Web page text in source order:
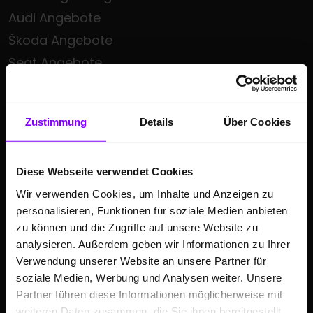
Zustimmung Details Über Cookies
Diese Webseite verwendet Cookies
Wir verwenden Cookies, um Inhalte und Anzeigen zu
personalisieren, Funktionen für soziale Medien anbieten
zu können und die Zugriffe auf unsere Website zu
analysieren. Außerdem geben wir Informationen zu Ihrer
Verwendung unserer Website an unsere Partner für
soziale Medien, Werbung und Analysen weiter. Unsere
Partner führen diese Informationen möglicherweise mit
Audi Angebote
Škoda Angebote
Seat Angebote
Hülpert kauft Ihr Auto
E-Mobilität
Gebrauchtwagen
Saisonale Sonderangebote
Kleinwagen
SUV
GESCHÄFTSKUNDEN